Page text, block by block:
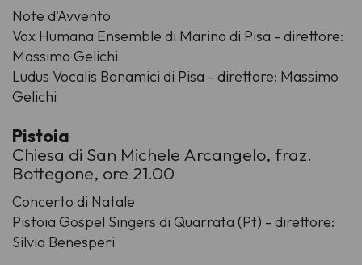
Note d'Avvento
Vox Humana Ensemble di Marina di Pisa - direttore:
Massimo Gelichi
Ludus Vocalis Bonamici di Pisa - direttore: Massimo
Gelichi
Pistoia
Chiesa di San Michele Arcangelo, fraz.
Bottegone, ore 21.00
Concerto di Natale
Pistoia Gospel Singers di Quarrata (Pt) - direttore:
Silvia Benesperi